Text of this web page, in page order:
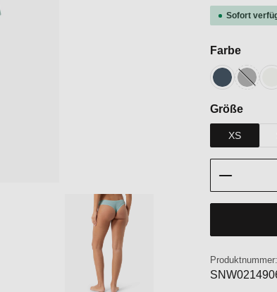
Sofort
Farbe
Blueberry(Diese
Größe
XS
Produktnummer: